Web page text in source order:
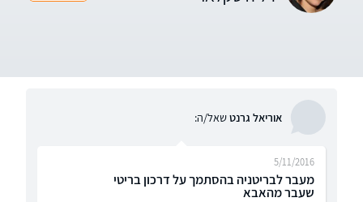
אוריאל גרנטשאל/ה:
מעבר לבריטניה בהסתמך על דרכון בריטי
שעבר מהאבא
5/11/2016